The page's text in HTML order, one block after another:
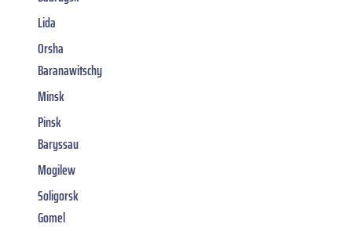
Lida
Orsha
Baranawitschy
Minsk
Pinsk
Baryssau
Mogilew
Soligorsk
Gomel